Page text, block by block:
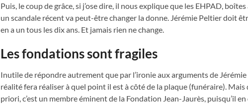
Puis, le coup de grâce, si j’ose dire, il nous explique que les EHPAD,
un scandale récent va peut-être changer la donne. Jérémie Peltier doit
en a un tous les dix ans. Et jamais rien ne change.
Les fondations sont fragiles
Inutile de répondre autrement que par l’ironie aux arguments de
réalité fera réaliser à quel point il est à côté de la plaque (funéraire). Mais
priori, c’est un membre éminent de la Fondation Jean-Jaurès, puisqu’il en